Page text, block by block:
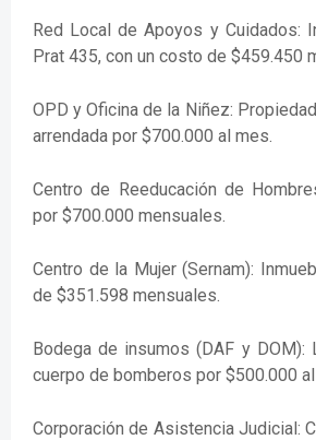
Red Local de Apoyos y Cuidados:
Prat 435, con un costo de $459.450
OPD y Oficina de la Niñez:
arrendada por $700.000 al mes.
Centro de Reeducación de
por $700.000 mensuales.
Centro de la Mujer (Sernam):
de $351.598 mensuales.
Bodega de insumos (DAF y DOM):
cuerpo de bomberos por $500.000
Corporación de Asistencia Judicial: